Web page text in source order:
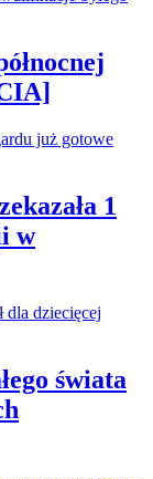
1
w
świata